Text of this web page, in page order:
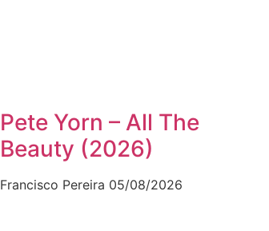
Pete Yorn – All The
Beauty (2026)
Francisco Pereira 05/08/2026